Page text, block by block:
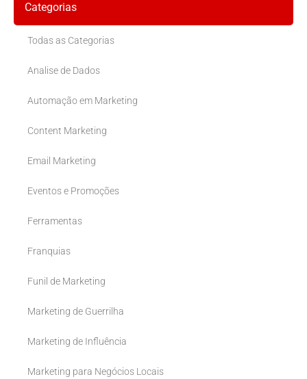
Categorias
Todas as Categorias
Analise de Dados
Automação em Marketing
Content Marketing
Email Marketing
Eventos e Promoções
Ferramentas
Franquias
Funil de Marketing
Marketing de Guerrilha
Marketing de Influência
Marketing para Negócios Locais